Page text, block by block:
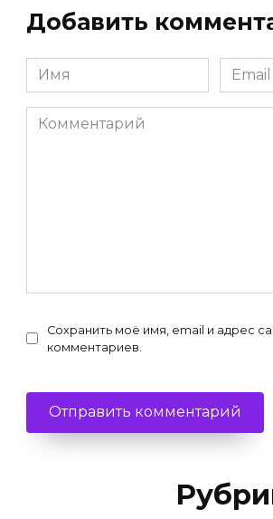
Добавить
Имя Email
Комментарий
Сохранить моё имя, email и адрес
комментариев.